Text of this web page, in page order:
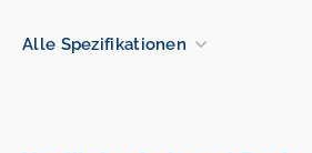
Alle Spezifikationen